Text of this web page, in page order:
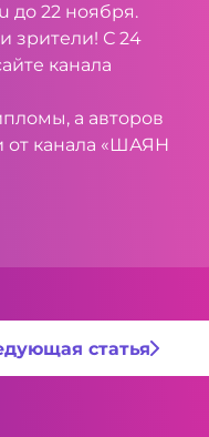
до 22 ноября.
зрители! С 24
канала
а авторов
от канала «ШАЯН
статья